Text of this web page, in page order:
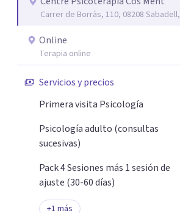
integran: en cómo piensas, cómo
en intervenciones precisas, en ir a la
transformaciones reales y sostenibles.
espacio cercano, seguro y sin juicio.
incomoda. Tu cambio no empieza
Empieza cuando dejas de repetir lo
Carrer de Borràs, 110, 08208
Online
Terapia online
Servicios y precios
Primera visita Psicología
Psicología adulto (consultas
sucesivas)
Pack 4 Sesiones más 1 sesión de
ajuste (30-60 días)
+1 más